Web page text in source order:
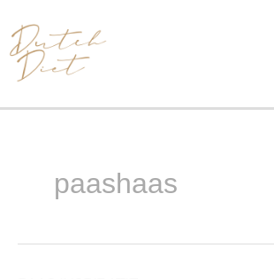
naar
de
inhoud
paashaas